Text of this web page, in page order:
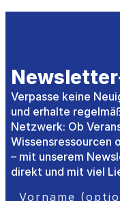
Verpasse keine
und erhalte
Netzwerk: Ob
Wissensressourcen
– mit unserem
direkt und mit viel